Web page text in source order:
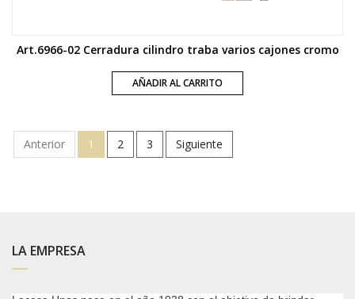
Art.6966-02 Cerradura cilindro traba varios cajones cromo
AÑADIR AL CARRITO
Anterior 1 2 3 Siguiente
LA EMPRESA